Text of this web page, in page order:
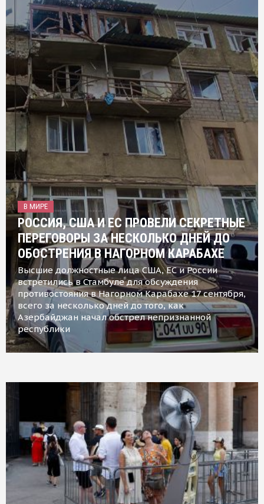
В МИРЕ
РОССИЯ, США И ЕС ПРОВЕЛИ СЕКРЕТНЫЕ
ПЕРЕГОВОРЫ ЗА НЕСКОЛЬКО ДНЕЙ ДО
ОБОСТРЕНИЯ В НАГОРНОМ КАРАБАХЕ
Высшие должностные лица США, ЕС и России
встретились в Стамбуле для обсуждения
противостояния в Нагорном Карабахе 17 сентября,
всего за несколько дней до того, как
Азербайджан начал обстрел непризнанной
республики